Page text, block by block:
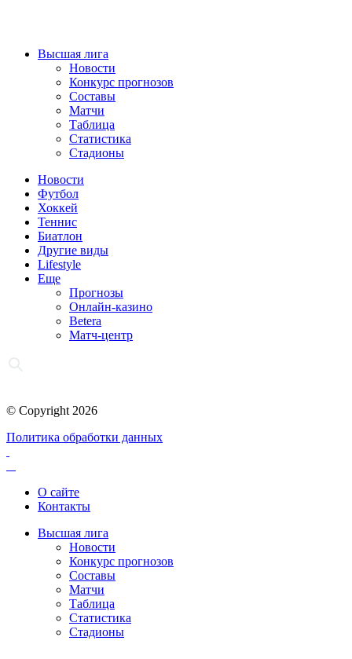
Высшая лига
Новости
Конкурс прогнозов
Составы
Матчи
Таблица
Статистика
Стадионы
Новости
Футбол
Хоккей
Теннис
Биатлон
Другие виды
Lifestyle
Еще
Прогнозы
Онлайн-казино
Betera
Матч-центр
© Copyright 2026
Политика обработки данных
О сайте
Контакты
Высшая лига
Новости
Конкурс прогнозов
Составы
Матчи
Таблица
Статистика
Стадионы